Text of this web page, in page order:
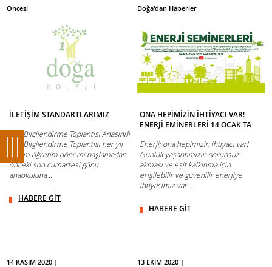
Öncesi
İLETİŞİM STANDARTLARIMIZ
Veli Bilgilendirme Toplantısı Anasınıfı
Veli Bilgilendirme Toplantısı her yıl
eğitim öğretim dönemi başlamadan
önceki son cumartesi günü
anaokuluna ...
HABERE GİT
Doğa'dan Haberler
ONA HEPİMİZİN İHTİYACI VAR!
ENERJİ EMİNERLERİ 14 OCAK'TA
Enerji; ona hepimizin ihtiyacı var!
Günlük yaşantımızın sorunsuz
akması ve eşit kalkınma için
erişilebilir ve güvenilir enerjiye
ihtiyacımız var. ...
HABERE GİT
14 KASIM 2020 | 13 EKİM 2020 |